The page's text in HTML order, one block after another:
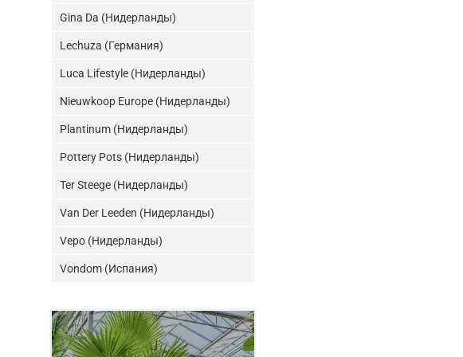
Gina Da (Нидерланды)
Lechuza (Германия)
Luca Lifestyle (Нидерланды)
Nieuwkoop Europe (Нидерланды)
Plantinum (Нидерланды)
Pottery Pots (Нидерланды)
Ter Steege (Нидерланды)
Van Der Leeden (Нидерланды)
Vepo (Нидерланды)
Vondom (Испания)